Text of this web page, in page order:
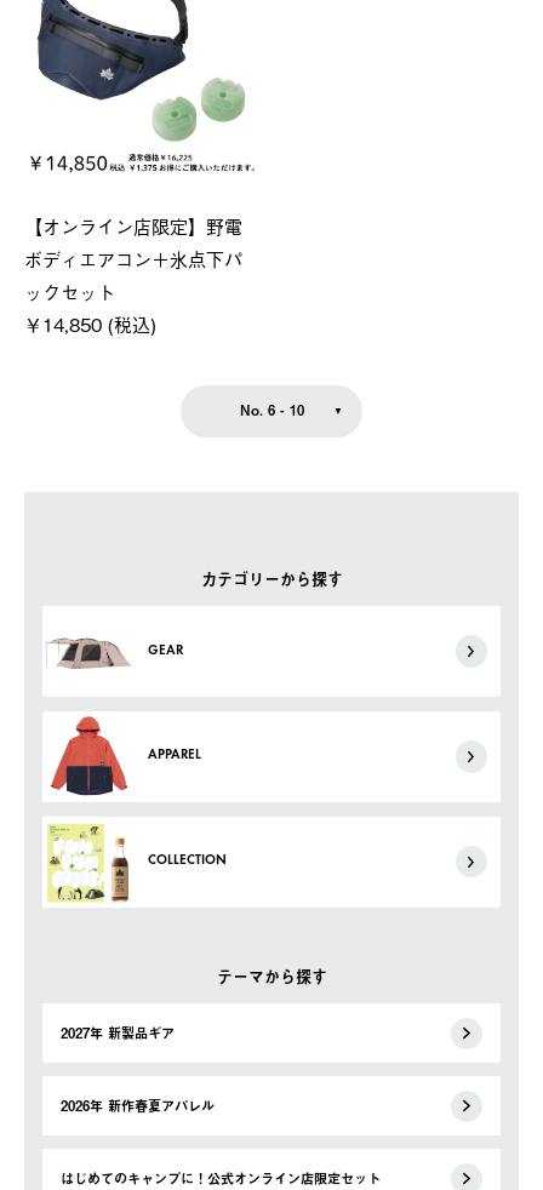
カテゴリーから探す
GEAR
APPAREL
COLLECTION
テーマから探す
2027年 新製品ギア
2026年 新作春夏アパレル
はじめてのキャンプに！公式オンライン店限定セット
【オンライン店限定】野電
ボディエアコン＋氷点下パ
ックセット
￥14,850 (税込)
No. 6 - 10